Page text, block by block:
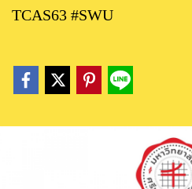
TCAS63 #SWU